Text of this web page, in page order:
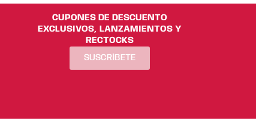
CUPONES DE DESCUENTO
EXCLUSIVOS, LANZAMIENTOS Y
RECTOCKS
SUSCRÍBETE